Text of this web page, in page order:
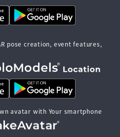
pose creation, event features,
avatar with Your smartphone